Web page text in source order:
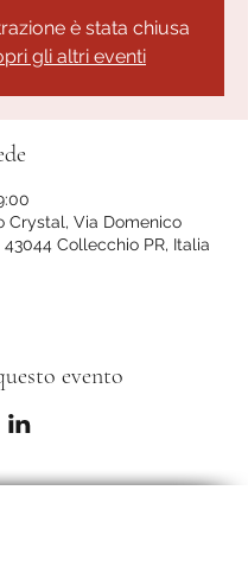
è stata chiusa
gli altri eventi
Crystal, Via Domenico
43044 Collecchio PR, Italia
evento